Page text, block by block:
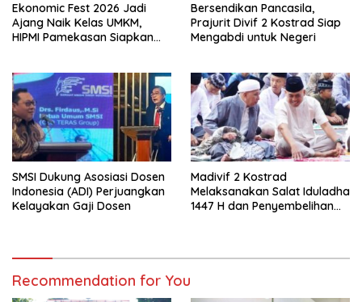
Ekonomic Fest 2026 Jadi
Ajang Naik Kelas UMKM,
HIPMI Pamekasan Siapkan
Bersendikan Pancasila,
Prajurit Divif 2 Kostrad Siap
Mengabdi untuk Negeri
SMSI Dukung Asosiasi Dosen
Indonesia (ADI) Perjuangkan
Kelayakan Gaji Dosen
Madivif 2 Kostrad
Melaksanakan Salat Iduladha
1447 H dan Penyembelihan
Recommendation for You